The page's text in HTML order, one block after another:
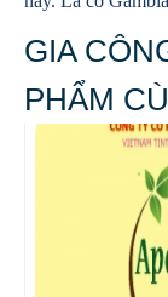
GIA
PHẨM